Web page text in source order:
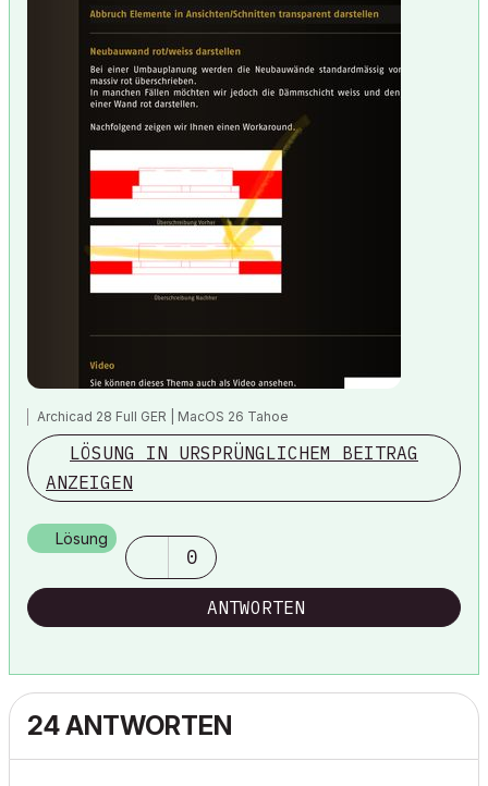
Archicad 28 Full GER | MacOS 26 Tahoe
LÖSUNG IN URSPRÜNGLICHEM BEITRAG
ANZEIGEN
Lösung
0
ANTWORTEN
24 ANTWORTEN